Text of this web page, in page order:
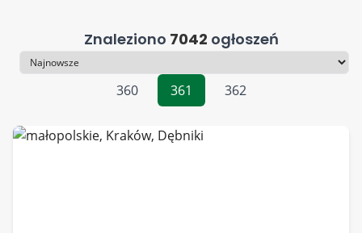
Znaleziono 7042 ogłoszeń
Sortowanie
360
361 362